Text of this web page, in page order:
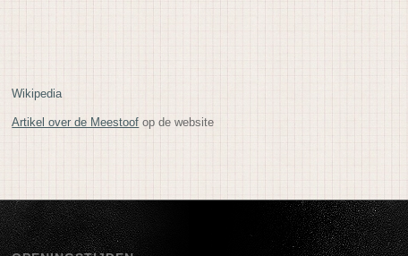
Wikipedia
Artikel over de Meestoof op de website